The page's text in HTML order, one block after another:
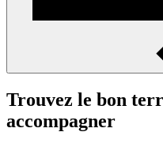
Trouvez le bon
accompagner